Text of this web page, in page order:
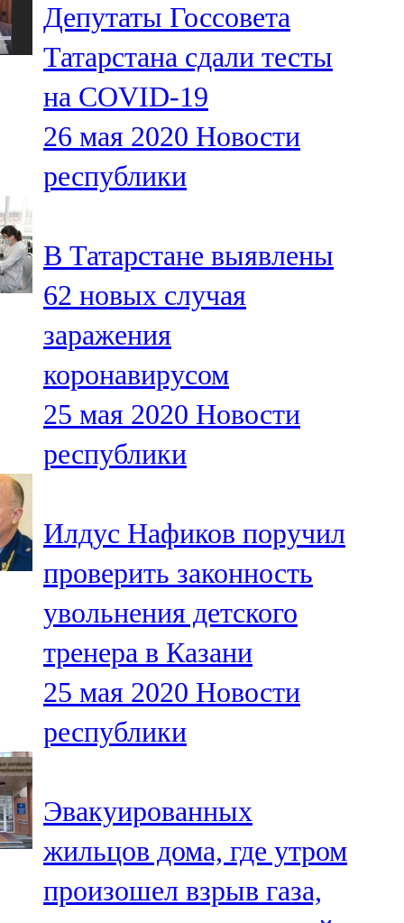
Олы Әтнә
71,42 FM
Сарман
107,8 FM
Теләче
Түбән Кама
102,6 FM
Чирмешән
107,7 FM
Чистай
103,0 FM
91,0 FM
Шәмәрдән
102,3 FM
Яңа чишмә
107,0 FM
Яр Чаллы
Депутаты Госсовета
Татарстана сдали тесты
на COVID-19
26 мая 2020 Новости
республики
В Татарстане выявлены
62 новых случая
заражения
коронавирусом
25 мая 2020 Новости
республики
Илдус Нафиков поручил
проверить законность
увольнения детского
тренера в Казани
25 мая 2020 Новости
республики
Эвакуированных
жильцов дома, где утром
произошел взрыв газа,